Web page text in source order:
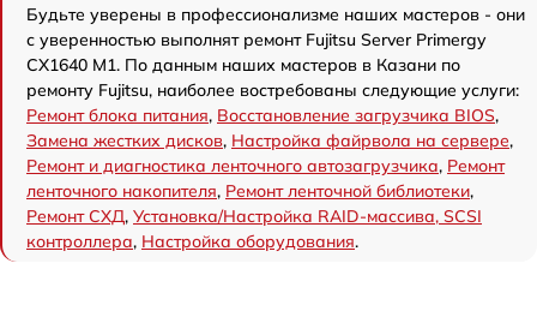
Будьте уверены в профессионализме наших мастеров - они
с уверенностью выполнят ремонт Fujitsu Server Primergy
CX1640 M1. По данным наших мастеров в Казани по
ремонту Fujitsu, наиболее востребованы следующие услуги:
Ремонт блока питания, Восстановление загрузчика BIOS,
Замена жестких дисков, Настройка файрвола на сервере,
Ремонт и диагностика ленточного автозагрузчика, Ремонт
ленточного накопителя, Ремонт ленточной библиотеки,
Ремонт СХД, Установка/Настройка RAID-массива, SCSI
контроллера, Настройка оборудования.